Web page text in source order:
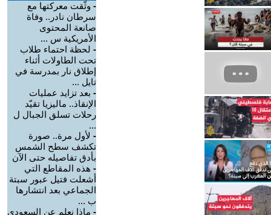
- وثّقت معركتها مع
سرطان نادر.. وفاة
صانعة المحتوى
الأمريكية س ...
- لحظة احتماء طلاب
تحت الطاولات أثناء
إطلاق نار بمدرسة في
تايل ...
- بعد تزايد عمليات
الإنقاذ.. ماليزيا تقيّد
رحلات تسلق الجبال ل
...
- لأول مرة.. صورة
تكشف سطح الشمس
بأدق تفاصيله حتى الآن
- هذه المقاطع التي
أشعلت فتيل عبور سبتة
الجماعي بعد انتشارها
ب ...
- ماذا نعلم عن السعودي